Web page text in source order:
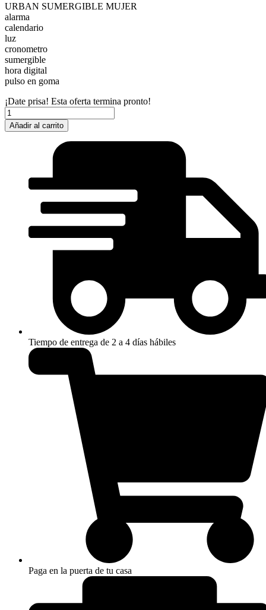
URBAN SUMERGIBLE MUJER
alarma
calendario
luz
cronometro
sumergible
hora digital
pulso en goma
¡Date prisa! Esta oferta termina pronto!
urban
sumergible
negro
Añadir al carrito
Tiempo de entrega de 2 a 4 días hábiles
Paga en la puerta de tu casa